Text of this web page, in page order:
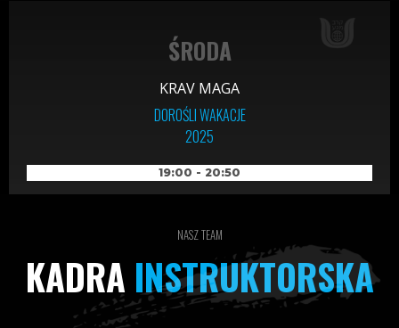
ŚRODA
KRAV MAGA
DOROŚLI WAKACJE
2025
19:00 - 20:50
NASZ TEAM
KADRA INSTRUKTORSKA